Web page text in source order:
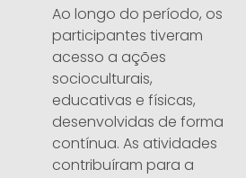
Ao longo do período, os
participantes tiveram
acesso a ações
socioculturais,
educativas e físicas,
desenvolvidas de forma
contínua. As atividades
contribuíram para a